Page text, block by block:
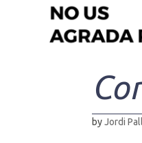
byJordi